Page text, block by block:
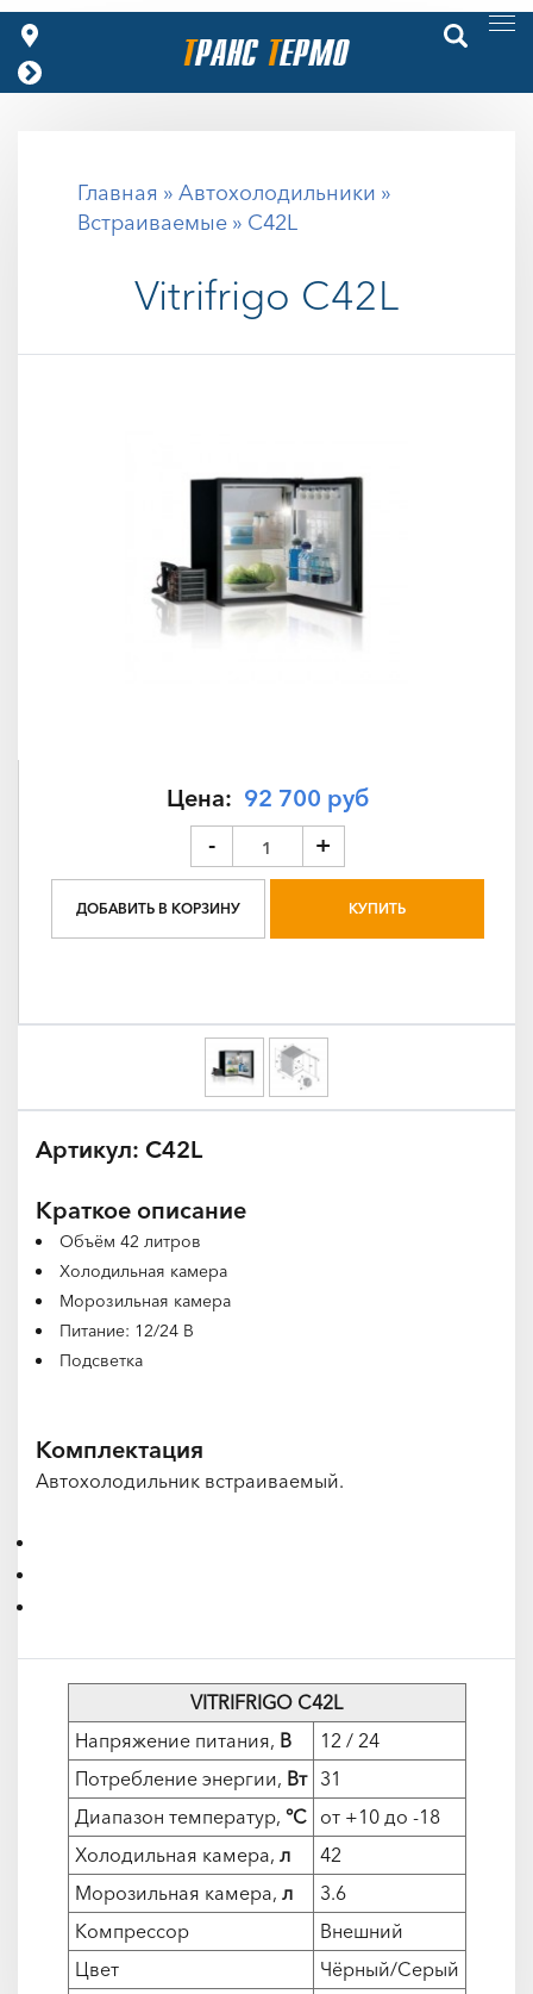
Главная » Автохолодильники »
Встраиваемые » C42L
Vitrifrigo C42L
Цена: 92 700 руб
+
-
ДОБАВИТЬ В КОРЗИНУ КУПИТЬ
Артикул: C42L
Краткое описание
Объём 42 литров
Холодильная камера
Морозильная камера
Питание: 12/24 В
Подсветка
Комплектация
Автохолодильник встраиваемый.
VITRIFRIGO C42L
Напряжение питания, В
12 / 24
Потребление энергии, Вт
31
Диапазон температур, °С
от +10 до -18
Холодильная камера, л
42
Морозильная камера, л
3.6
Компрессор
Внешний
Цвет
Чёрный/Серый